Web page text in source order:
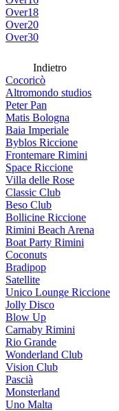
Over18
Over20
Over30
Indietro
Cocoricò
Altromondo studios
Peter Pan
Matis Bologna
Baia Imperiale
Byblos Riccione
Frontemare Rimini
Space Riccione
Villa delle Rose
Classic Club
Beso Club
Bollicine Riccione
Rimini Beach Arena
Boat Party Rimini
Coconuts
Bradipop
Satellite
Unico Lounge Riccione
Jolly Disco
Blow Up
Carnaby Rimini
Rio Grande
Wonderland Club
Vision Club
Pascià
Monsterland
Uno Malta